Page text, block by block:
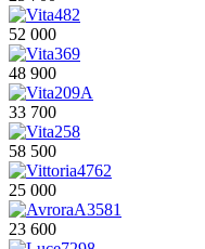
52 000
48 900
33 700
58 500
25 000
23 600